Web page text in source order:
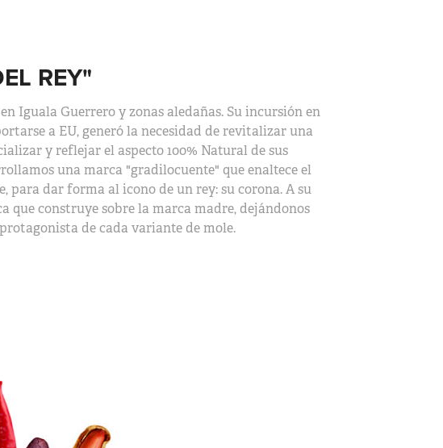
REY"
Iguala Guerrero y zonas aledañas. Su incursión en
a EU, generó la necesidad de revitalizar una
y reflejar el aspecto 100% Natural de sus
una marca "gradilocuente" que enaltece el
dar forma al icono de un rey: su corona. A su
que construye sobre la marca madre, dejándonos
de cada variante de mole.